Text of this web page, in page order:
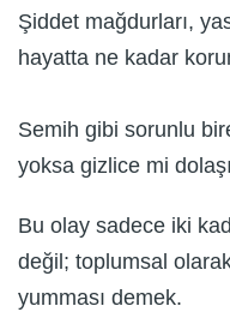
Şiddet mağdurları,
hayatta ne kadar
Semih gibi sorunlu
yoksa gizlice mi
Bu olay sadece iki
değil; toplumsal
yumması demek.